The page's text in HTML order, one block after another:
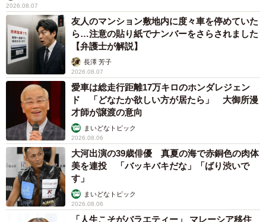
2026.08.07
友人のマンション敷地内に度々車を停めていた
ら…注意の貼り紙でナンバーをさらされました
【弁護士が解説】
長澤 芳子
2026.08.07
愛車は総走行距離17万キロのホンダレジェン
ド 「どなたか欲しい方が居たら」 大御所漫
才師が譲渡の意向
まいどなトピック
2026.08.06
大河出演の39歳俳優 真夏の海で赤銅色の肉体
美を連投 「バッキバキだな」「ばり渋いで
す」
まいどなトピック
2026.08.06
「人生こそがバラエティー」 マレーシア移住